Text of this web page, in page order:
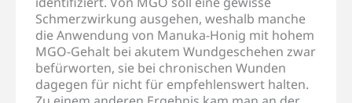
Schmerzwirkung ausgehen, weshalb manche
die Anwendung von Manuka-Honig mit hohem
MGO-Gehalt bei akutem Wundgeschehen zwar
befürworten, sie bei chronischen Wunden
dagegen für nicht für empfehlenswert halten.